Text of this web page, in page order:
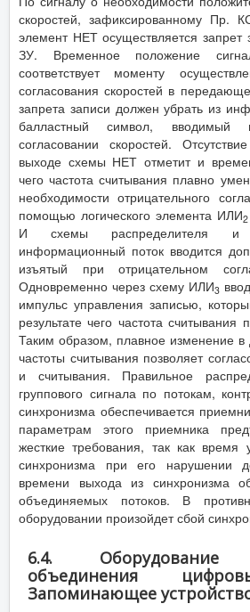
скоростей, зафиксированному Пр.
элемент НЕТ осуществляется
ЗУ. Временное положение
соответствует моменту
согласования скоростей в
запрета записи должен убрать из
балластный символ, вводимый
согласовании скоростей.
выходе схемы НЕТ отметит и
чего частота считывания плавно
необходимости отрицательного
помощью логического элемента ИЛИ2
И схемы распределителя и
информационный поток вводится
изъятый при отрицательном
Одновременно через схему ИЛИ3
импульс управления записью,
результате чего частота считывания
Таким образом, плавное изменение
частоты считывания позволяет
и считывания. Правильное
группового сигнала по потокам,
синхронизма обеспечивается
параметрам этого приемника
жесткие требования, так как время
синхронизма при его нарушении
времени выхода из синхронизма
объединяемых потоков. В
оборудовании произойдет сбой
6.4. Оборудование
объединения
Запоминающее